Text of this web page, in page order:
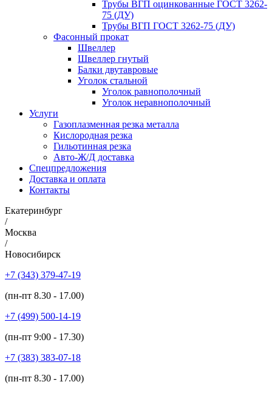
Трубы ВГП оцинкованные ГОСТ 3262-
75 (ДУ)
Трубы ВГП ГОСТ 3262-75 (ДУ)
Фасонный прокат
Швеллер
Швеллер гнутый
Балки двутавровые
Уголок стальной
Уголок равнополочный
Уголок неравнополочный
Услуги
Газоплазменная резка металла
Кислородная резка
Гильотинная резка
Авто-Ж/Д доставка
Спецпредложения
Доставка и оплата
Контакты
Екатеринбург
/
Москва
/
Новосибирск
+7 (343) 379-47-19
(пн-пт 8.30 - 17.00)
+7 (499) 500-14-19
(пн-пт 9:00 - 17.30)
+7 (383) 383-07-18
(пн-пт 8.30 - 17.00)